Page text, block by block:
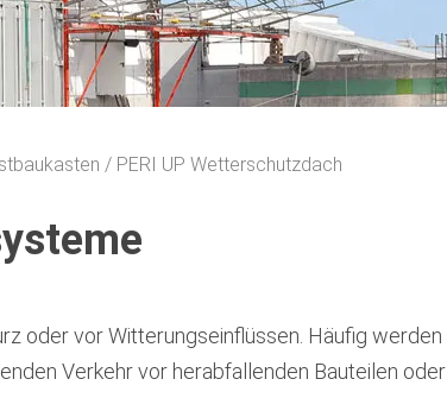
PERI UP Wetterschutzdach
oder vor Witterungseinflüssen. Häufig
Verkehr vor herabfallenden Bauteilen